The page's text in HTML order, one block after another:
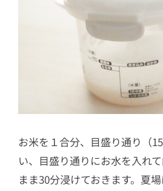
お米を１合分、目盛り通り（
い、目盛り通りにお水を入れ
まま30分浸けておきます。夏